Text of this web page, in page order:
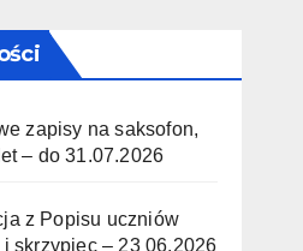
zapisy na saksofon,
– do 31.07.2026
z Popisu uczniów
i skrzypiec – 23 06.2026